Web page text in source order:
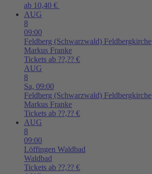
ab 10,40 €
AUG
8
09:00
Feldberg (Schwarzwald) Feldbergkirche
Markus Franke
Tickets ab ??,?? €
AUG
8
Sa, 09:00
Feldberg (Schwarzwald) Feldbergkirche
Markus Franke
Tickets ab ??,?? €
AUG
8
09:00
Löffingen Waldbad
Waldbad
Tickets ab ??,?? €